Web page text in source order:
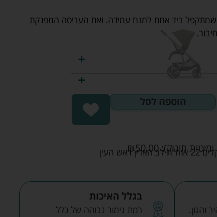
שמתקפל ביד אחת למנח עמידה. ואת העריסה המפנקת
הוספה לסל
תינוק): ₪50.00 העין
והגון.
בגלל האיכות
רמת גימור גבוהה של כלל